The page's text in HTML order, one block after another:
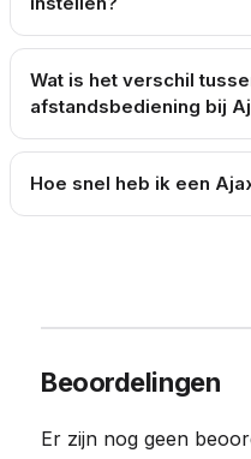
Wat is het verschil
afstandsbediening bij
Hoe snel heb ik een
Beoordelingen
Er zijn nog geen